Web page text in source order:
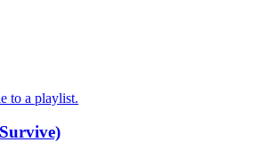
to a playlist.